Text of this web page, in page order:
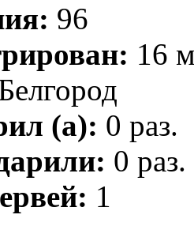
96
16
(а): 0 раз.
0 раз.
1